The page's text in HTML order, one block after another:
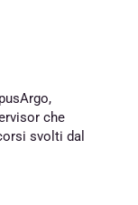
che
svolti dal